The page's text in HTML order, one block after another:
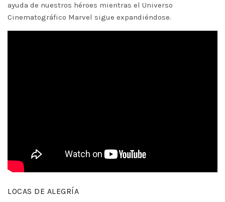
ayuda de nuestros héroes mientras el Universo
Cinematográfico Marvel sigue expandiéndose.
LOCAS DE ALEGRÍA